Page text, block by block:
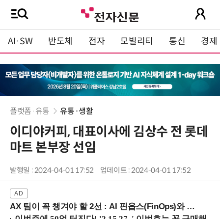
AI·SW 반도체 전자 모빌리티 통신 경제
플랫폼·유통 유통·생활
이디야커피, 대표이사에 김상수 전 롯데
마트 본부장 선임
발행일 : 2024-04-01 17:52 업데이트 : 2024-04-01 17:52
AX 팀이 꼭 챙겨야 할 2선 : AI 핀옵스(FinOps)와 토큰 거버넌스 (8/21 잠실역)